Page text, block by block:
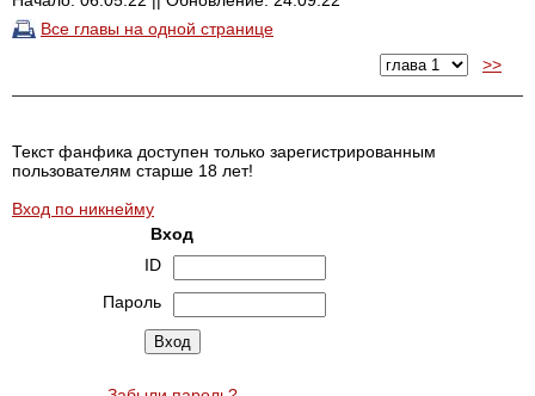
Все главы на одной странице
>>
Текст фанфика доступен только зарегистрированным
пользователям старше 18 лет!
Вход по никнейму
Вход
ID
Пароль